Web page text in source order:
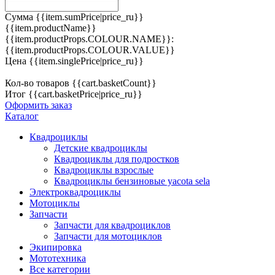
Сумма {{item.sumPrice|price_ru}}
{{item.productName}}
{{item.productProps.COLOUR.NAME}}:
{{item.productProps.COLOUR.VALUE}}
Цена {{item.singlePrice|price_ru}}
Кол-во товаров {{cart.basketCount}}
Итог {{cart.basketPrice|price_ru}}
Оформить заказ
Каталог
Квадроциклы
Детские квадроциклы
Квадроциклы для подростков
Квадроциклы взрослые
Квадроциклы бензиновые yacota sela
Электроквадроциклы
Мотоциклы
Запчасти
Запчасти для квадроциклов
Запчасти для мотоциклов
Экипировка
Мототехника
Все категории